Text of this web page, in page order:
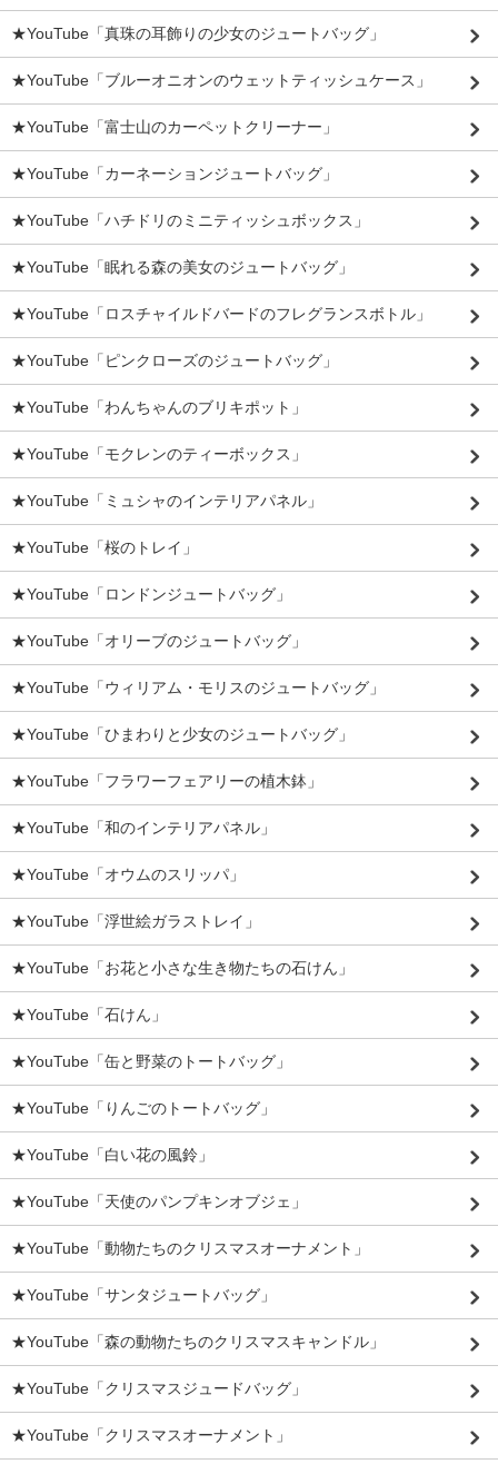
★YouTube「真珠の耳飾りの少女のジュートバッグ」
★YouTube「ブルーオニオンのウェットティッシュケース」
★YouTube「富士山のカーペットクリーナー」
★YouTube「カーネーションジュートバッグ」
★YouTube「ハチドリのミニティッシュボックス」
★YouTube「眠れる森の美女のジュートバッグ」
★YouTube「ロスチャイルドバードのフレグランスボトル」
★YouTube「ピンクローズのジュートバッグ」
★YouTube「わんちゃんのブリキポット」
★YouTube「モクレンのティーボックス」
★YouTube「ミュシャのインテリアパネル」
★YouTube「桜のトレイ」
★YouTube「ロンドンジュートバッグ」
★YouTube「オリーブのジュートバッグ」
★YouTube「ウィリアム・モリスのジュートバッグ」
★YouTube「ひまわりと少女のジュートバッグ」
★YouTube「フラワーフェアリーの植木鉢」
★YouTube「和のインテリアパネル」
★YouTube「オウムのスリッパ」
★YouTube「浮世絵ガラストレイ」
★YouTube「お花と小さな生き物たちの石けん」
★YouTube「石けん」
★YouTube「缶と野菜のトートバッグ」
★YouTube「りんごのトートバッグ」
★YouTube「白い花の風鈴」
★YouTube「天使のパンプキンオブジェ」
★YouTube「動物たちのクリスマスオーナメント」
★YouTube「サンタジュートバッグ」
★YouTube「森の動物たちのクリスマスキャンドル」
★YouTube「クリスマスジュードバッグ」
★YouTube「クリスマスオーナメント」